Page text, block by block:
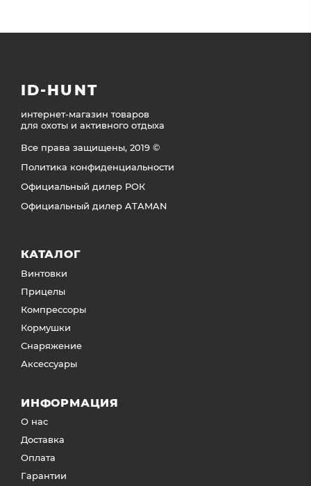
ID-HUNT
интернет-магазин товаров
для охоты и активного отдыха
Все права защищены, 2019 ©
Политика конфиденциальности
Официальный дилер РОК
Официальный дилер ATAMAN
КАТАЛОГ
Винтовки
Прицелы
Компрессоры
Кормушки
Снаряжение
Аксессуары
ИНФОРМАЦИЯ
О нас
Доставка
Оплата
Гарантии